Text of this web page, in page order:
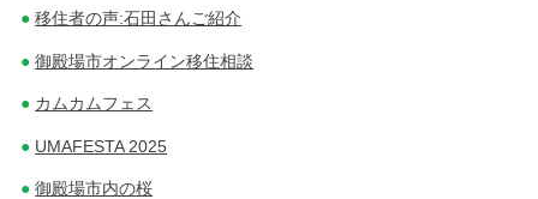
移住者の声:石田さんご紹介
御殿場市オンライン移住相談
カムカムフェス
UMAFESTA 2025
御殿場市内の桜